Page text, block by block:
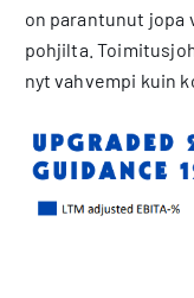
on parantunut jopa
pohjilta.
nyt vahvempi kuin